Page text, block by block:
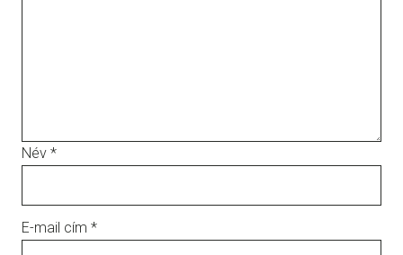
Név *
E-mail cím *